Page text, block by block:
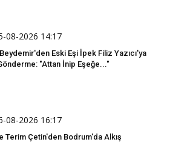
08-2026 14:17
Eski Eşi İpek Filiz Yazıcı'ya
"Attan İnip Eşeğe..."
08-2026 16:17
Terim Çetin'den Bodrum'da Alkış